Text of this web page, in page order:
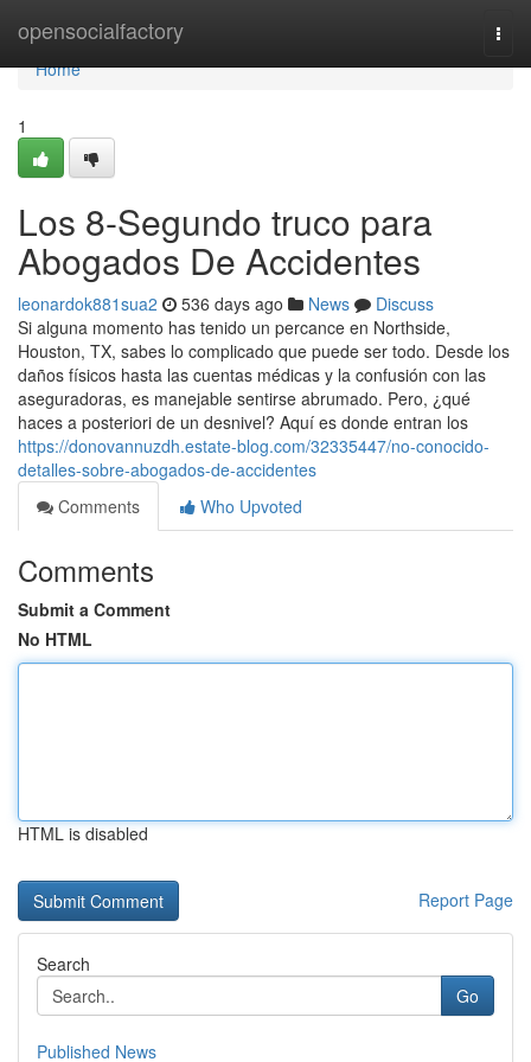
opensocialfactory
Home
Home
1
Los 8-Segundo truco para
Abogados De Accidentes
leonardok881sua2 536 days ago News
Discuss
Si alguna momento has tenido un percance en Northside,
Houston, TX, sabes lo complicado que puede ser todo. Desde los
daños físicos hasta las cuentas médicas y la confusión con las
aseguradoras, es manejable sentirse abrumado. Pero, ¿qué
haces a posteriori de un desnivel? Aquí es donde entran los
https://donovannuzdh.estate-blog.com/32335447/no-conocido-
detalles-sobre-abogados-de-accidentes
Comments
Who Upvoted
Comments
Submit a Comment
No HTML
HTML is disabled
Report Page
Search
Go
Published News